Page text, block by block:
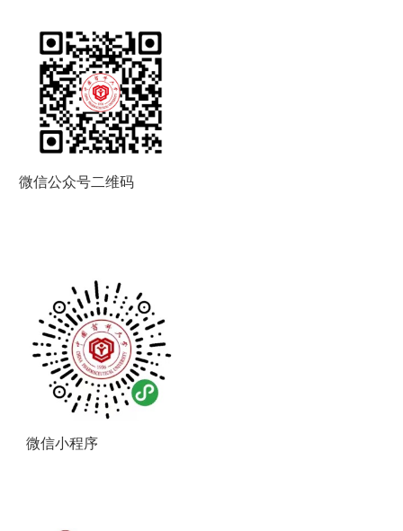
微信公众号二维码
微信小程序